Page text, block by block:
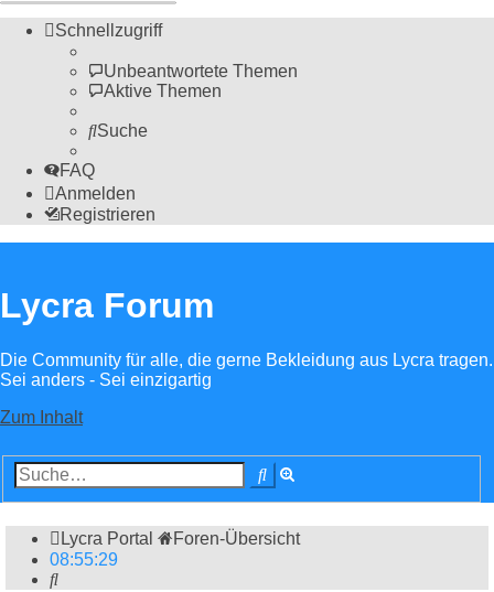
Schnellzugriff
Unbeantwortete Themen
Aktive Themen
Suche
FAQ
Anmelden
Registrieren
Lycra Forum
Die Community für alle, die gerne Bekleidung aus Lycra tragen.
Sei anders - Sei einzigartig
Zum Inhalt
Suche
Lycra Portal
Foren-Übersicht
08:55:29
Suche